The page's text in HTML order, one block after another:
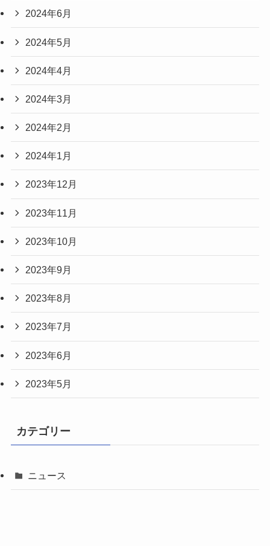
2024年6月
2024年5月
2024年4月
2024年3月
2024年2月
2024年1月
2023年12月
2023年11月
2023年10月
2023年9月
2023年8月
2023年7月
2023年6月
2023年5月
カテゴリー
ニュース